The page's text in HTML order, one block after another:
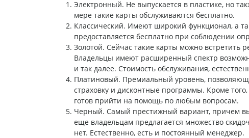
Электронный. Не выпускается в пластике, но
мере такие карты обслуживаются бесплатно.
Классический. Имеют широкий функционал, а
предоставляется бесплатно при соблюдении
Золотой. Сейчас такие карты можно встретить
Владельцы имеют расширенный спектр
и так далее. Стоимость обслуживания,
Платиновый. Премиальный уровень,
страховку и дисконтные программы. Кроме
готов прийти на помощь по любым вопросам.
Черный. Самый престижный вариант, причем
еще владельцам предлагается множество
нет. Естественно, есть и постоянный менеджер.